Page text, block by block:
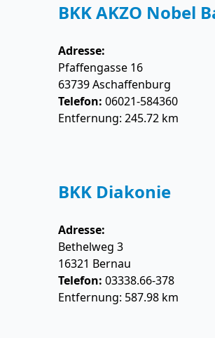
BKK AKZO Nobel
Adresse:
Pfaffengasse 16
63739Aschaffenburg
Telefon: 06021-584360
Entfernung: 245.72 km
BKK Diakonie
Adresse:
Bethelweg 3
16321 Bernau
Telefon: 03338.66-378
Entfernung: 587.98 km